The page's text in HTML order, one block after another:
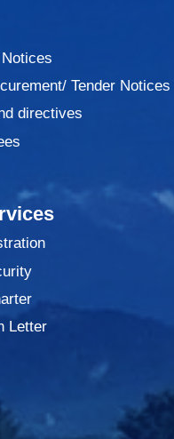
Tender Notices
directives
Letter